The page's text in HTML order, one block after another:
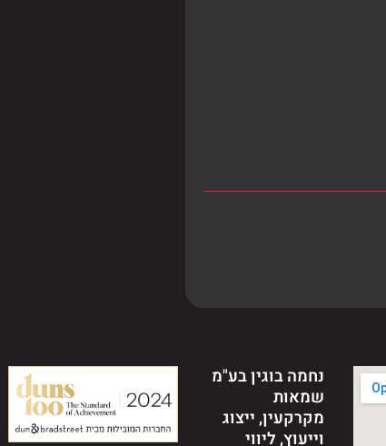
נחמה בוגין בע"מ
שמאות
מקרקעין, ייצוג
וייעוץ, ליווי